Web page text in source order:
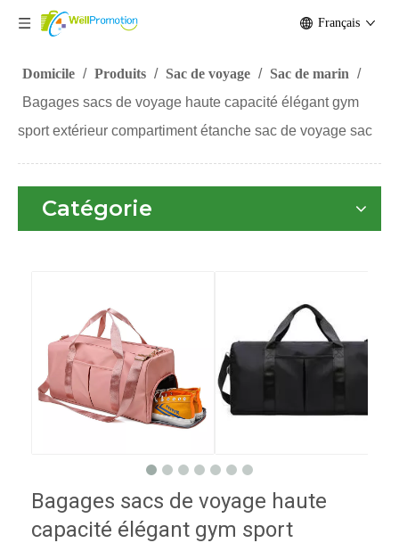
Français
Domicile / Produits / Sac de voyage / Sac de marin /
Bagages sacs de voyage haute capacité élégant gym
sport extérieur compartiment étanche sac de voyage sac
Catégorie
Bagages sacs de voyage haute
capacité élégant gym sport